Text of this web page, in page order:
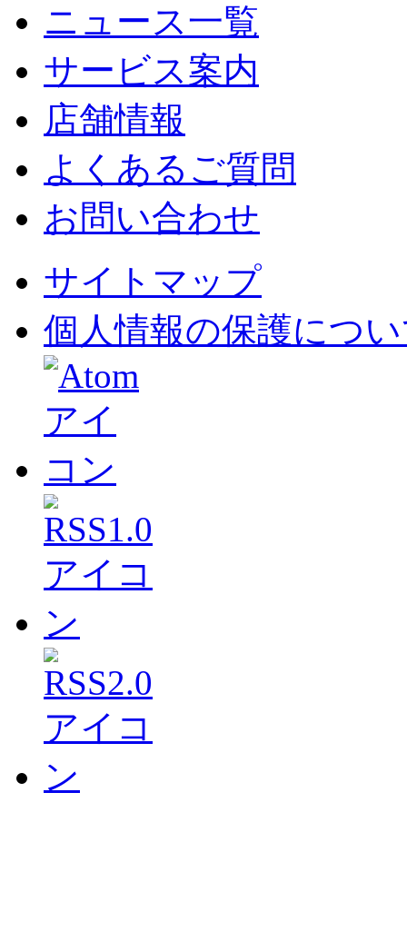
ニュース一覧
サービス案内
店舗情報
よくあるご質問
お問い合わせ
サイトマップ
個人情報の保護につ